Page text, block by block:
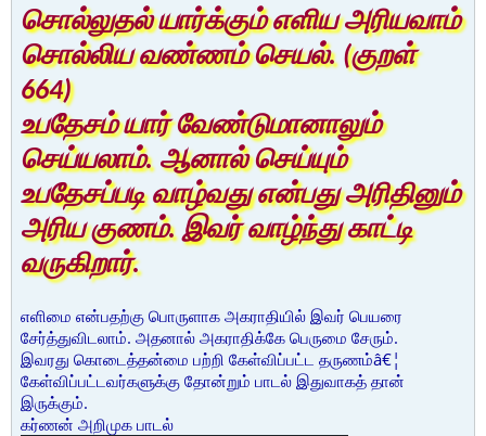
சொல்லுதல் யார்க்கும் எளிய அரியவாம்
சொல்லிய வண்ணம் செயல். (குறள்
664)
உபதேசம் யார் வேண்டுமானாலும்
செய்யலாம். ஆனால் செய்யும்
உபதேசப்படி வாழ்வது என்பது அரிதினும்
அரிய குணம். இவர் வாழ்ந்து காட்டி
வருகிறார்.
எளிமை என்பதற்கு பொருளாக அகராதியில் இவர் பெயரை
சேர்த்துவிடலாம். அதனால் அகராதிக்கே பெருமை சேரும்.
இவரது கொடைத்தன்மை பற்றி கேள்விப்பட்ட தருணம்â€¦
கேள்விப்பட்டவர்களுக்கு தோன்றும் பாடல் இதுவாகத் தான்
இருக்கும்.
கர்ணன் அறிமுக பாடல்